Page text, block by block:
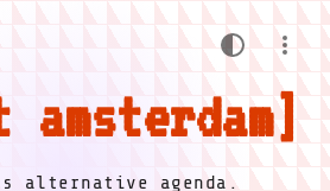
amsterdam
alternative agenda.